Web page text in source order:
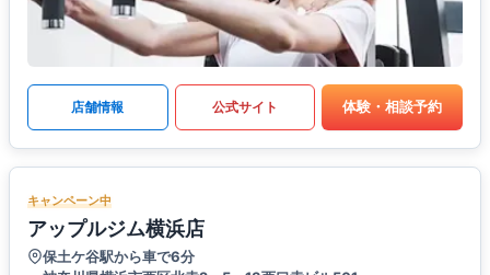
店舗情報 公式サイト 体験・相談予約
キャンペーン中
アップルジム横浜店
保土ケ谷駅から車で6分